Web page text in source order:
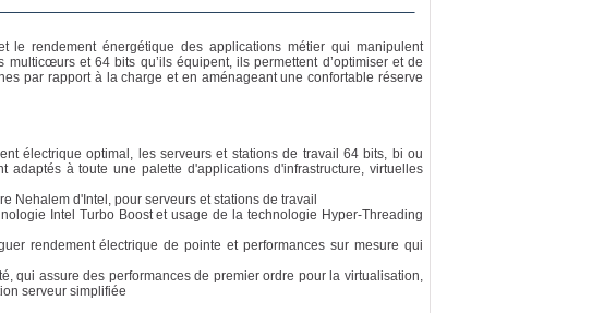
le rendement énergétique des applications métier qui manipulent
et 64 bits qu’ils équipent, ils permettent d’optimiser et de
par rapport à la charge et en aménageant une confortable réserve
électrique optimal, les serveurs et stations de travail 64 bits, bi ou
à toute une palette d'applications d'infrastructure, virtuelles
Nehalem d'Intel, pour serveurs et stations de travail
Intel Turbo Boost et usage de la technologie Hyper-Threading
rendement électrique de pointe et performances sur mesure qui
qui assure des performances de premier ordre pour la virtualisation,
serveur simplifiée